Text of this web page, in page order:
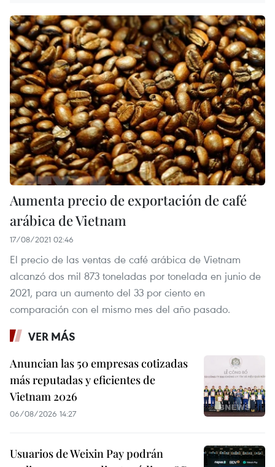
Aumenta precio de exportación de café
arábica de Vietnam
17/08/2021 02:46
El precio de las ventas de café arábica de Vietnam
alcanzó dos mil 873 toneladas por tonelada en junio de
2021, para un aumento del 33 por ciento en
comparación con el mismo mes del año pasado.
VER MÁS
Anuncian las 50 empresas cotizadas
más reputadas y eficientes de
Vietnam 2026
06/08/2026 14:27
Usuarios de Weixin Pay podrán